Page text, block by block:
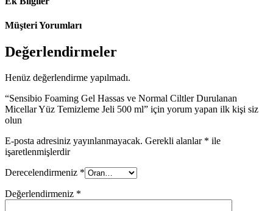
Müşteri Yorumları
Değerlendirmeler
Henüz değerlendirme yapılmadı.
“Sensibio Foaming Gel Hassas ve Normal Ciltler Durulanan
Micellar Yüz Temizleme Jeli 500 ml” için yorum yapan ilk kişi siz
olun
E-posta adresiniz yayınlanmayacak. Gerekli alanlar * ile
işaretlenmişlerdir
Derecelendirmeniz *
Değerlendirmeniz *